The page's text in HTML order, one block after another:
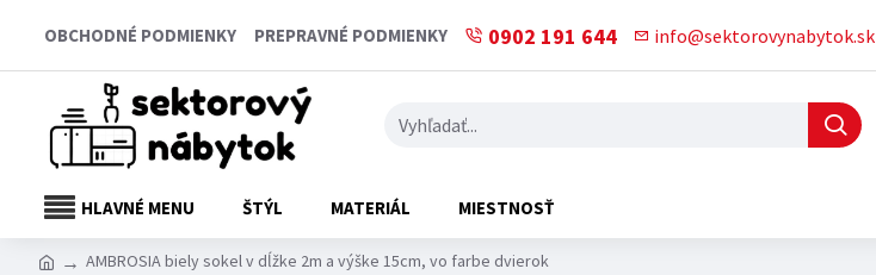
OBCHODNÉ PODMIENKY PREPRAVNÉ PODMIENKY 0902 191 644 info@sektorovynabytok.sk
HLAVNÉ MENU ŠTÝL MATERIÁL MIESTNOSŤ
AMBROSIA biely sokel v dĺžke 2m a výške 15cm, vo farbe dvierok